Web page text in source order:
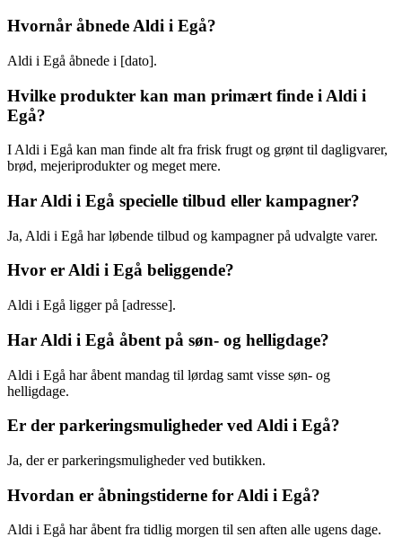
Hvornår åbnede Aldi i Egå?
Aldi i Egå åbnede i [dato].
Hvilke produkter kan man primært finde i Aldi i
Egå?
I Aldi i Egå kan man finde alt fra frisk frugt og grønt til dagligvarer,
brød, mejeriprodukter og meget mere.
Har Aldi i Egå specielle tilbud eller kampagner?
Ja, Aldi i Egå har løbende tilbud og kampagner på udvalgte varer.
Hvor er Aldi i Egå beliggende?
Aldi i Egå ligger på [adresse].
Har Aldi i Egå åbent på søn- og helligdage?
Aldi i Egå har åbent mandag til lørdag samt visse søn- og
helligdage.
Er der parkeringsmuligheder ved Aldi i Egå?
Ja, der er parkeringsmuligheder ved butikken.
Hvordan er åbningstiderne for Aldi i Egå?
Aldi i Egå har åbent fra tidlig morgen til sen aften alle ugens dage.